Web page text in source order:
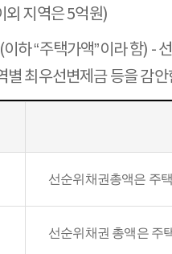
지역은 5억원)
하 “주택가액”이라 함)
최우선변제금 등을 감
선순위채권총액은 주
선순위채권 총액은 주